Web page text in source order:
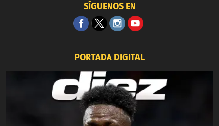
SÍGUENOS EN
PORTADA DIGITAL